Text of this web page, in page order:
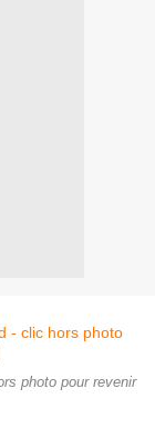
photo pour revenir